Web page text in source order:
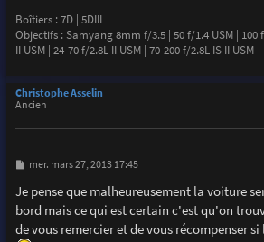
Boîtiers : 7D | 5DIII
Objectifs : Samyang 8mm f/3.5 | 50 f/1.4 USM | 100
II USM | 24-70 f/2.8L II USM | 70-200 f/2.8L IS II USM
Christophe Asselin
Ancien
M
s
s
a
e
mer. mars 27, 2013 17:45
Je pense que malheureusement la voiture
bord mais ce qui est certain c'est qu'on
de vous remercier et de vous récompenser si